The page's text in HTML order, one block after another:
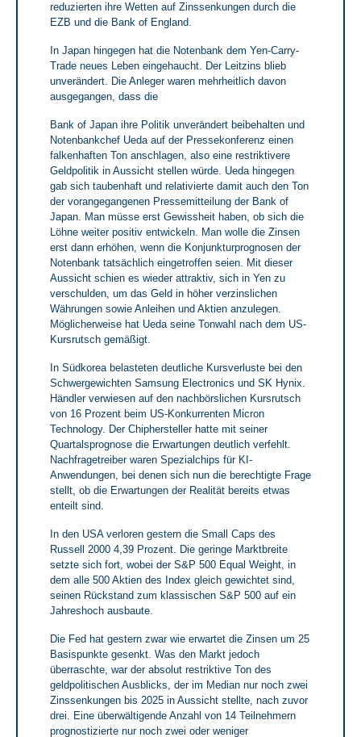
reduzierten ihre Wetten auf Zinssenkungen durch die
EZB und die Bank of England.
In Japan hingegen hat die Notenbank dem Yen-Carry-
Trade neues Leben eingehaucht. Der Leitzins blieb
unverändert. Die Anleger waren mehrheitlich davon
ausgegangen, dass die
Bank of Japan ihre Politik unverändert beibehalten und
Notenbankchef Ueda auf der Pressekonferenz einen
falkenhaften Ton anschlagen, also eine restriktivere
Geldpolitik in Aussicht stellen würde. Ueda hingegen
gab sich taubenhaft und relativierte damit auch den Ton
der vorangegangenen Pressemitteilung der Bank of
Japan. Man müsse erst Gewissheit haben, ob sich die
Löhne weiter positiv entwickeln. Man wolle die Zinsen
erst dann erhöhen, wenn die Konjunkturprognosen der
Notenbank tatsächlich eingetroffen seien. Mit dieser
Aussicht schien es wieder attraktiv, sich in Yen zu
verschulden, um das Geld in höher verzinslichen
Währungen sowie Anleihen und Aktien anzulegen.
Möglicherweise hat Ueda seine Tonwahl nach dem US-
Kursrutsch gemäßigt.
In Südkorea belasteten deutliche Kursverluste bei den
Schwergewichten Samsung Electronics und SK Hynix.
Händler verwiesen auf den nachbörslichen Kursrutsch
von 16 Prozent beim US-Konkurrenten Micron
Technology. Der Chiphersteller hatte mit seiner
Quartalsprognose die Erwartungen deutlich verfehlt.
Nachfragetreiber waren Spezialchips für KI-
Anwendungen, bei denen sich nun die berechtigte Frage
stellt, ob die Erwartungen der Realität bereits etwas
enteilt sind.
In den USA verloren gestern die Small Caps des
Russell 2000 4,39 Prozent. Die geringe Marktbreite
setzte sich fort, wobei der S&P 500 Equal Weight, in
dem alle 500 Aktien des Index gleich gewichtet sind,
seinen Rückstand zum klassischen S&P 500 auf ein
Jahreshoch ausbaute.
Die Fed hat gestern zwar wie erwartet die Zinsen um 25
Basispunkte gesenkt. Was den Markt jedoch
überraschte, war der absolut restriktive Ton des
geldpolitischen Ausblicks, der im Median nur noch zwei
Zinssenkungen bis 2025 in Aussicht stellte, nach zuvor
drei. Eine überwältigende Anzahl von 14 Teilnehmern
prognostizierte nur noch zwei oder weniger